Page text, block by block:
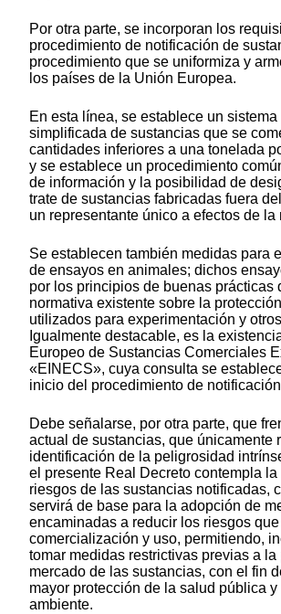
Por otra parte, se incorporan los
procedimiento de notificación de
procedimiento que se uniformiza y
los países de la Unión Europea.
En esta línea, se establece un
simplificada de sustancias que se
cantidades inferiores a una tonelada
y se establece un procedimiento
de información y la posibilidad de
trate de sustancias fabricadas fuera
un representante único a efectos de la
Se establecen también medidas para
de ensayos en animales; dichos
por los principios de buenas prácticas
normativa existente sobre la
utilizados para experimentación y
Igualmente destacable, es la
Europeo de Sustancias Comerciales
«EINECS», cuya consulta se
inicio del procedimiento de
Debe señalarse, por otra parte, que
actual de sustancias, que únicamente
identificación de la peligrosidad
el presente Real Decreto contempla
riesgos de las sustancias notificadas,
servirá de base para la adopción de
encaminadas a reducir los riesgos
comercialización y uso, permitiendo,
tomar medidas restrictivas previas a la
mercado de las sustancias, con el fin
mayor protección de la salud pública
ambiente.